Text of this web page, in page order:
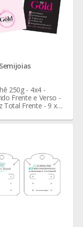
250g - 4x4 -
Frente e Verso -
Total Frente - 9 x 5